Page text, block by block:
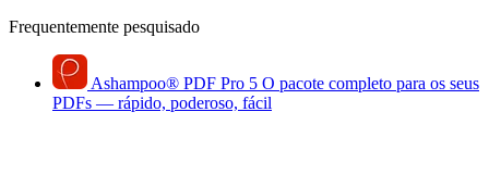
Frequentemente pesquisado
Ashampoo® PDF Pro 5 O pacote completo para os seus
PDFs — rápido, poderoso, fácil